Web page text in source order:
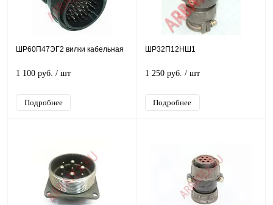
ШР60П47ЭГ2 вилки кабельная
1 100 руб. / шт
Подробнее
ШР32П12НШ1
1 250 руб. / шт
Подробнее